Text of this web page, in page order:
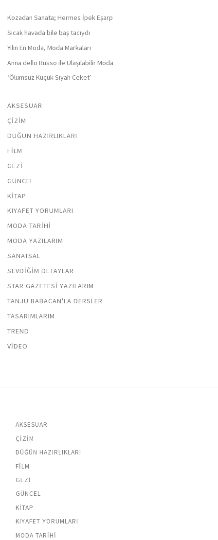
Kozadan Sanata; Hermes İpek Eşarp
Sıcak havada bile baş tacıydı
Yılın En Moda, Moda Markaları
Anna dello Russo ile Ulaşılabilir Moda
‘Ölümsüz Küçük Siyah Ceket’
AKSESUAR
ÇIZIM
DÜĞÜN HAZIRLIKLARI
FILM
GEZI
GÜNCEL
KITAP
KIYAFET YORUMLARI
MODA TARIHI
MODA YAZILARIM
SANATSAL
SEVDIĞIM DETAYLAR
STAR GAZETESI YAZILARIM
TANJU BABACAN'LA DERSLER
TASARIMLARIM
TREND
VIDEO
AKSESUAR
ÇIZIM
DÜĞÜN HAZIRLIKLARI
FILM
GEZI
GÜNCEL
KITAP
KIYAFET YORUMLARI
MODA TARIHI